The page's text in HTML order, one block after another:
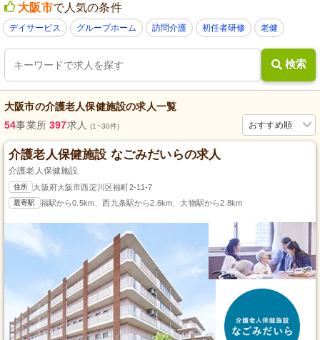
大阪市で人気の条件
デイサービス グループホーム 訪問介護 初任者研修 老健
検索
大阪市の介護老人保健施設の求人一覧
おすすめ順
54事業所 397求人(1~30件)
介護老人保健施設 なごみだいらの求人
介護老人保健施設
住所 大阪府大阪市西淀川区福町2-11-7
最寄駅 福駅から0.5km、西九条駅から2.6km、大物駅から2.8km